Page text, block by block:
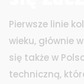
Pierwsze linie
wieku, głównie
się także w
techniczną,